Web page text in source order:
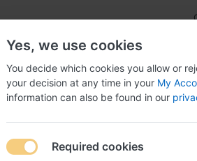
NEW
acheter du champix sans ordonnance
Yes, we use cookies
You decide which cookies you allow or
your decision at any time in your My
information can also be found in our
Required cookies